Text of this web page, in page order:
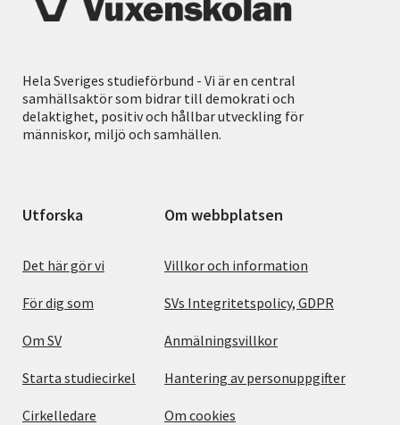
Hela Sveriges studieförbund - Vi är en central
samhällsaktör som bidrar till demokrati och
delaktighet, positiv och hållbar utveckling för
människor, miljö och samhällen.
Utforska
Det här gör vi
För dig som
Om SV
Starta studiecirkel
Cirkelledare
Om webbplatsen
Villkor och information
SVs Integritetspolicy, GDPR
Anmälningsvillkor
Hantering av personuppgifter
Om cookies